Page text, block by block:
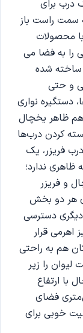
درب برای
سمت راست باز
محصولات
را به فضا می
شده
و حتی
دستگیره نواری
ظاهر یخچال
کردن درب‌ها
فریزر، یک
ظاهری ندارد؛
و فریزر
هر دو بخش
دیگری دسترسی
قرار
هم به راحتی
لیوان را زیر
با ارتفاع
عرض 860 و عمق 730 میلی‌متری فضای
خوبی برای